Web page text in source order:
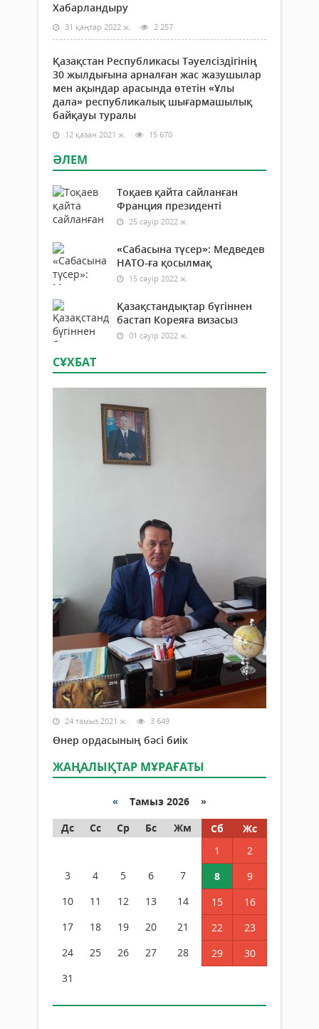
Хабарландыру
31 қаңтар 2022 ж. 2 257
Қазақстан Республикасы Тәуелсіздігінің
30 жылдығына арналған жас жазушылар
мен ақындар арасында өтетін «Ұлы
дала» республикалық шығармашылық
байқауы туралы
12 қазан 2021 ж. 15 670
ӘЛЕМ
Тоқаев қайта сайланған
Франция президенті
25 сәуір 2022 ж.
«Сабасына түсер»: Медведев
НАТО-ға қосылмақ
15 сәуір 2022 ж.
Қазақстандықтар бүгіннен
бастап Кореяға визасыз
01 сәуір 2022 ж.
СҰХБАТ
24 тамыз 2021 ж. 3 649
Өнер ордасының бәсі биік
ЖАҢАЛЫҚТАР МҰРАҒАТЫ
« Тамыз 2026 »
Дс
Сс Ср Бс Жм Сб
Жс
1
2
3
4 5 6 7 8
9
10
11 12 13 14 15
16
17
18 19 20 21 22
23
24
25 26 27 28 29
30
31